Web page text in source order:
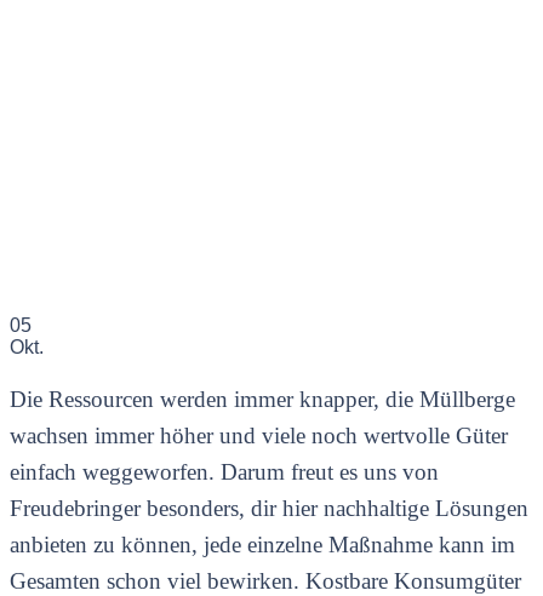
05
Okt.
Die Ressourcen werden immer knapper, die Müllberge
wachsen immer höher und viele noch wertvolle Güter
einfach weggeworfen. Darum freut es uns von
Freudebringer besonders, dir hier nachhaltige Lösungen
anbieten zu können, jede einzelne Maßnahme kann im
Gesamten schon viel bewirken. Kostbare Konsumgüter